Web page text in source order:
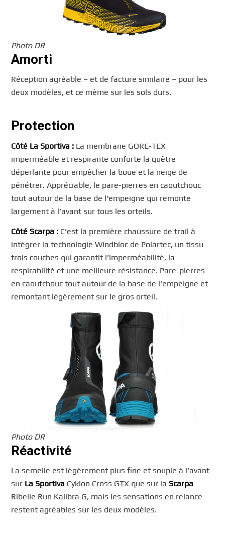
Photo DR
Amorti
Réception agréable – et de facture similaire – pour les
deux modèles, et ce même sur les sols durs.
Protection
Côté La Sportiva : La membrane GORE-TEX
imperméable et respirante conforte la guêtre
déperlante pour empêcher la boue et la neige de
pénétrer. Appréciable, le pare-pierres en caoutchouc
tout autour de la base de l’empeigne qui remonte
largement à l’avant sur tous les orteils.
Côté Scarpa : C’est la première chaussure de trail à
intégrer la technologie Windbloc de Polartec, un tissu
trois couches qui garantit l’imperméabilité, la
respirabilité et une meilleure résistance. Pare-pierres
en caoutchouc tout autour de la base de l’empeigne et
remontant légèrement sur le gros orteil.
Photo DR
Réactivité
La semelle est légèrement plus fine et souple à l’avant
sur La Sportiva Cyklon Cross GTX que sur la Scarpa
Ribelle Run Kalibra G, mais les sensations en relance
restent agréables sur les deux modèles.